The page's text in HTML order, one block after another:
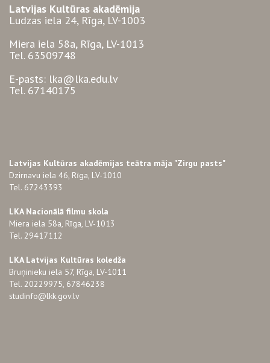
Latvijas Kultūras akadēmija
Ludzas iela 24, Rīga, LV-1003
Miera iela 58a, Rīga, LV-1013
Tel. 63509748
E-pasts: lka@lka.edu.lv
Tel. 67140175
Latvijas Kultūras akadēmijas teātra māja "Zirgu pasts"
Dzirnavu iela 46, Rīga, LV-1010
Tel. 67243393
LKA Nacionālā filmu skola
Miera iela 58a, Rīga, LV-1013
Tel. 29417112
LKA Latvijas Kultūras koledža
Bruņinieku iela 57, Rīga, LV-1011
Tel. 20229975, 67846238
studinfo@lkk.gov.lv